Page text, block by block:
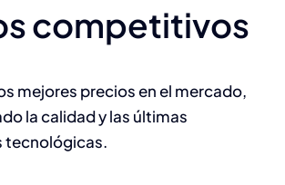
competitivos
mejores precios en el mercado,
la calidad y las últimas
tecnológicas.